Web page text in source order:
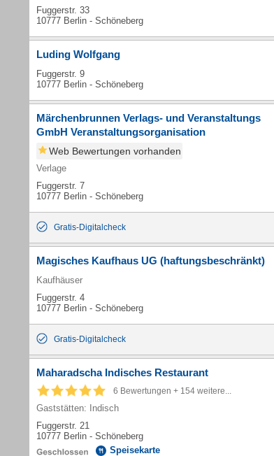
Fuggerstr. 33
10777 Berlin - Schöneberg
Luding Wolfgang
Fuggerstr. 9
10777 Berlin - Schöneberg
Märchenbrunnen Verlags- und Veranstaltungs
GmbH Veranstaltungsorganisation
Web Bewertungen vorhanden
Verlage
Fuggerstr. 7
10777 Berlin - Schöneberg
Gratis-Digitalcheck
Magisches Kaufhaus UG (haftungsbeschränkt)
Kaufhäuser
Fuggerstr. 4
10777 Berlin - Schöneberg
Gratis-Digitalcheck
Maharadscha Indisches Restaurant
6 Bewertungen + 154 weitere...
Gaststätten: Indisch
Fuggerstr. 21
10777 Berlin - Schöneberg
Speisekarte